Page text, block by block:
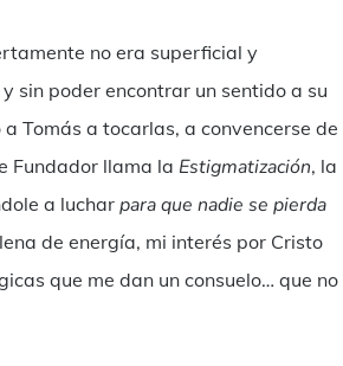
no era superficial y
sin poder encontrar un sentido a su
Tomás a tocarlas, a convencerse de
Fundador llama la Estigmatización, la
a lucharpara que nadie se pierda
de energía, mi interés por Cristo
que me dan un consuelo… que no